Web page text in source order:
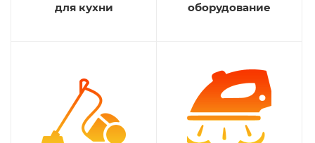
для кухни
оборудование